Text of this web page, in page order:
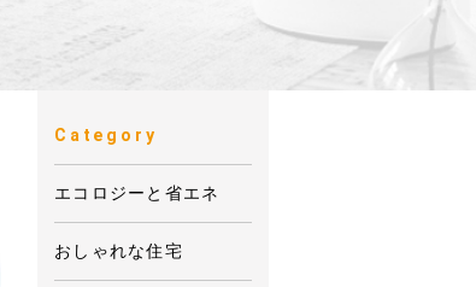
Category
エコロジーと省エネ
おしゃれな住宅